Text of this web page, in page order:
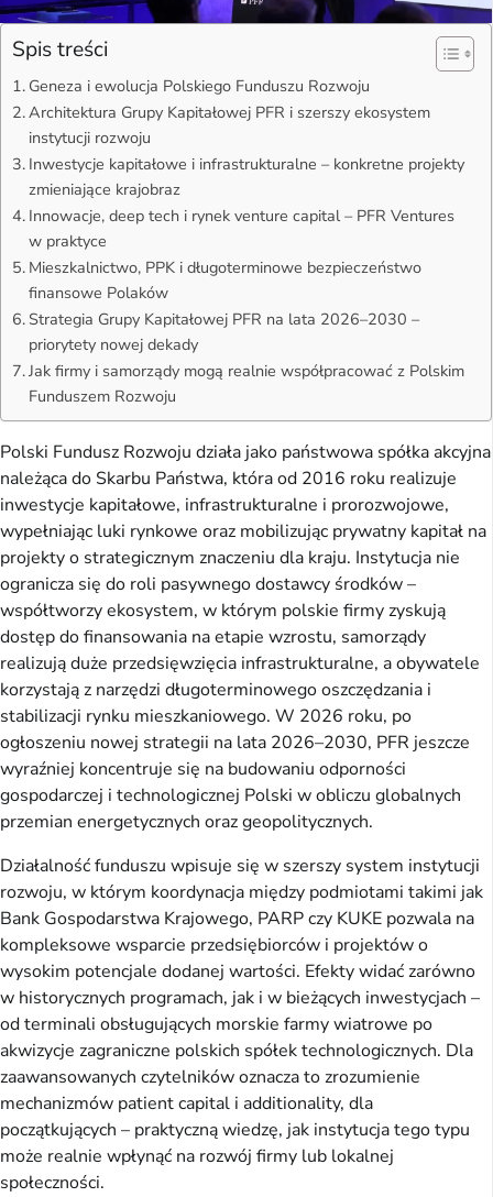
Spis treści
Geneza i ewolucja Polskiego Funduszu Rozwoju
Architektura Grupy Kapitałowej PFR i szerszy ekosystem
instytucji rozwoju
Inwestycje kapitałowe i infrastrukturalne – konkretne projekty
zmieniające krajobraz
Innowacje, deep tech i rynek venture capital – PFR Ventures
w praktyce
Mieszkalnictwo, PPK i długoterminowe bezpieczeństwo
finansowe Polaków
Strategia Grupy Kapitałowej PFR na lata 2026–2030 –
priorytety nowej dekady
Jak firmy i samorządy mogą realnie współpracować z Polskim
Funduszem Rozwoju
Polski Fundusz Rozwoju działa jako państwowa spółka akcyjna
należąca do Skarbu Państwa, która od 2016 roku realizuje
inwestycje kapitałowe, infrastrukturalne i prorozwojowe,
wypełniając luki rynkowe oraz mobilizując prywatny kapitał na
projekty o strategicznym znaczeniu dla kraju. Instytucja nie
ogranicza się do roli pasywnego dostawcy środków –
współtworzy ekosystem, w którym polskie firmy zyskują
dostęp do finansowania na etapie wzrostu, samorządy
realizują duże przedsięwzięcia infrastrukturalne, a obywatele
korzystają z narzędzi długoterminowego oszczędzania i
stabilizacji rynku mieszkaniowego. W 2026 roku, po
ogłoszeniu nowej strategii na lata 2026–2030, PFR jeszcze
wyraźniej koncentruje się na budowaniu odporności
gospodarczej i technologicznej Polski w obliczu globalnych
przemian energetycznych oraz geopolitycznych.
Działalność funduszu wpisuje się w szerszy system instytucji
rozwoju, w którym koordynacja między podmiotami takimi jak
Bank Gospodarstwa Krajowego, PARP czy KUKE pozwala na
kompleksowe wsparcie przedsiębiorców i projektów o
wysokim potencjale dodanej wartości. Efekty widać zarówno
w historycznych programach, jak i w bieżących inwestycjach –
od terminali obsługujących morskie farmy wiatrowe po
akwizycje zagraniczne polskich spółek technologicznych. Dla
zaawansowanych czytelników oznacza to zrozumienie
mechanizmów patient capital i additionality, dla
początkujących – praktyczną wiedzę, jak instytucja tego typu
może realnie wpłynąć na rozwój firmy lub lokalnej
społeczności.